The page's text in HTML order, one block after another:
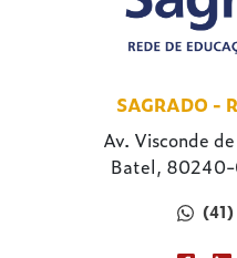
SAGRADO -
Av. Visconde
Batel, 80240-